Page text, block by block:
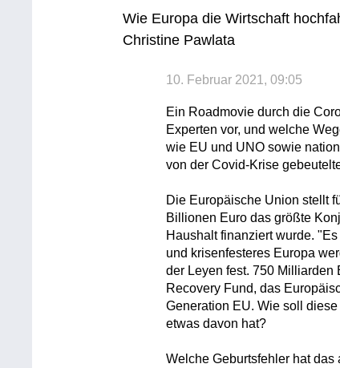
Wie Europa die Wirtschaft
Christine Pawlata
10. Februar 2021, 09:05
Ein Roadmovie durch die
Experten vor, und welche
wie EU und UNO sowie
von der Covid-Krise
Die Europäische Union stellt
Billionen Euro das größte
Haushalt finanziert wurde.
und krisenfesteres Europa
der Leyen fest. 750 Milliarden
Recovery Fund, das
Generation EU. Wie soll
etwas davon hat?
Welche Geburtsfehler hat